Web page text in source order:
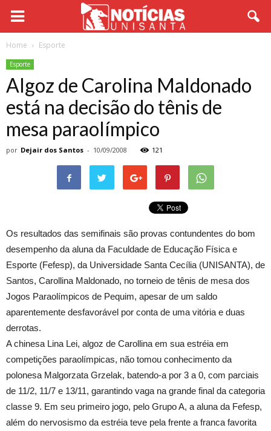
Home Esporte
Esporte
Algoz de Carolina Maldonado
está na decisão do tênis de
mesa paraolímpico
por Dejair dos Santos - 10/09/2008 121
Os resultados das semifinais são provas contundentes do bom
desempenho da aluna da Faculdade de Educação Física e
Esporte (Fefesp), da Universidade Santa Cecília (UNISANTA), de
Santos, Carollina Maldonado, no torneio de tênis de mesa dos
Jogos Paraolímpicos de Pequim, apesar de um saldo
aparentemente desfavorável por conta de uma vitória e duas
derrotas.
A chinesa Lina Lei, algoz de Carollina em sua estréia em
competições paraolímpicas, não tomou conhecimento da
polonesa Malgorzata Grzelak, batendo-a por 3 a 0, com parciais
de 11/2, 11/7 e 13/11, garantindo vaga na grande final da categoria
classe 9. Em seu primeiro jogo, pelo Grupo A, a aluna da Fefesp,
além do nervosismo da estréia teve pela frente a franca favorita